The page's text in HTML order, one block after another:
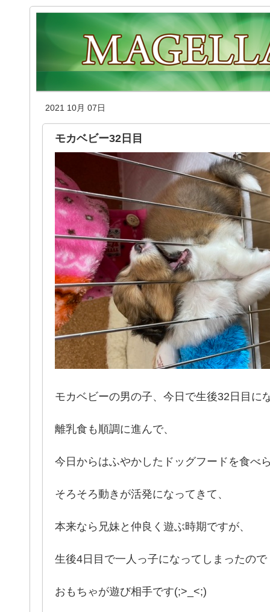
2021 10月 07日
モカベビー32日目
モカベビーの男の子、今日で生後32日目に
離乳食も順調に進んで、
今日からはふやかしたドッグフードを食べ
そろそろ動きが活発になってきて、
本来なら兄妹と仲良く遊ぶ時期ですが、
生後4日目で一人っ子になってしまったので
おもちゃが遊び相手です(;>_<;)